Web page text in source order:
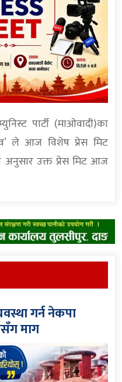
पार्टी (माओवादी)का
ले आज विशेष प्रेस मिट
अनुसार उक्त प्रेस मिट आज
गर्न नेकपा
माग